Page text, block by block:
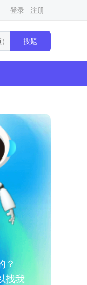
登录 注册
搜题
？
找我